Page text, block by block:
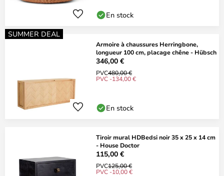
En stock
SUMMER DEAL
Armoire à chaussures Herringbone,
longueur 100 cm, placage chêne - Hübsch
346,00 €
PVC480,00 €
PVC -134,00 €
En stock
Tiroir mural HDBedsi noir 35 x 25 x 14 cm
- House Doctor
115,00 €
PVC125,00 €
PVC -10,00 €